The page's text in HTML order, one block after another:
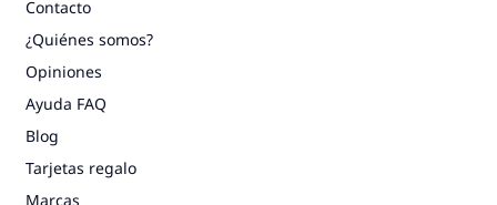
Contacto
¿Quiénes somos?
Opiniones
Ayuda FAQ
Blog
Tarjetas regalo
Marcas